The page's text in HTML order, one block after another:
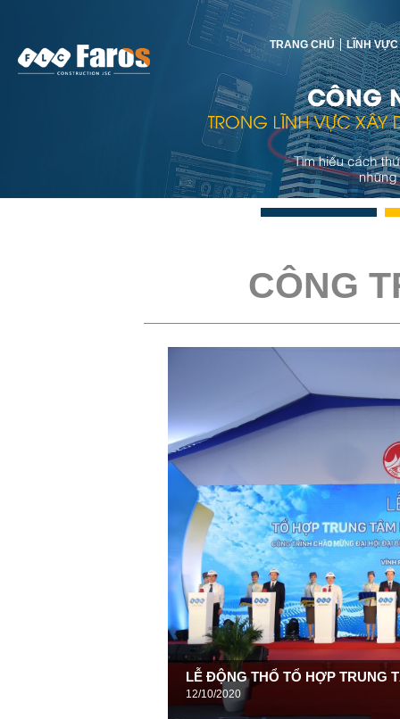
TRANG CHỦ LĨNH
CÔNG
LỄ ĐỘNG THỔ TỔ HỢP TRUNG
12/10/2020